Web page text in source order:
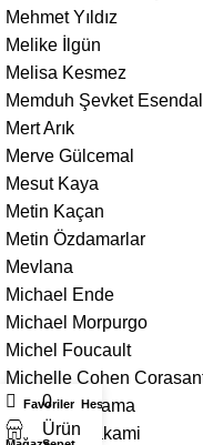
Mehmet Yıldız
Melike İlgün
Melisa Kesmez
Memduh Şevket Esendal
Mert Arık
Merve Gülcemal
Mesut Kaya
Metin Kaçan
Metin Özdamarlar
Mevlana
Michael Ende
Michael Morpurgo
Michel Foucault
Michelle Cohen
Michiko Aoyama
Mieko Kawakami
Favoriler
0
Ürün
Hesabım